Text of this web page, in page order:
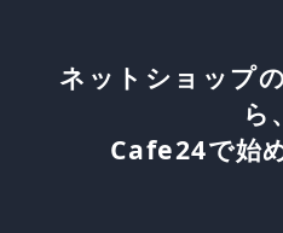
ネットショップ
ら、
Cafe24で始